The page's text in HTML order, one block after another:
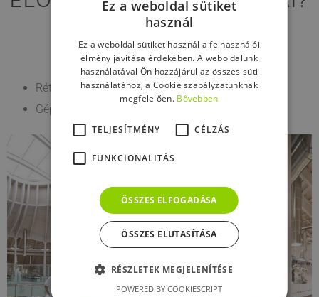
Rétegvastagság 2 mm és 40 mm között
Géppel alkalmazható
Ez a weboldal sütiket
használ
Ez a weboldal sütiket használ a felhasználói
élmény javítása érdekében. A weboldalunk
használatával Ön hozzájárul az összes süti
használatához, a Cookie szabályzatunknak
megfelelően. Bővebben
TELJESÍTMÉNY CÉLZÁS
FUNKCIONALITÁS
ÖSSZES ELFOGADÁSA
ÖSSZES ELUTASÍTÁSA
RÉSZLETEK MEGJELENÍTÉSE
POWERED BY COOKIESCRIPT